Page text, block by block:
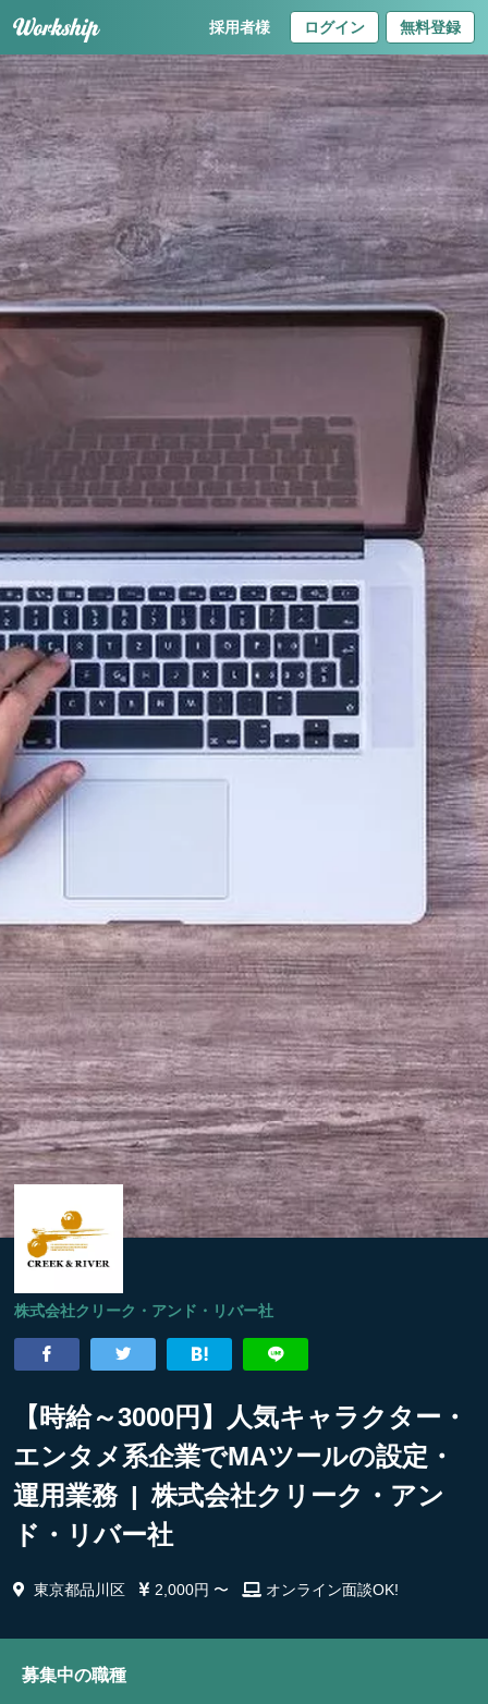
採用者様 ログイン 無料登録
株式会社クリーク・アンド・リバー社
【時給～3000円】人気キャラクター・
エンタメ系企業でMAツールの設定・
運用業務 | 株式会社クリーク・アン
ド・リバー社
東京都品川区 2,000円 〜 オンライン面談OK!
募集中の職種